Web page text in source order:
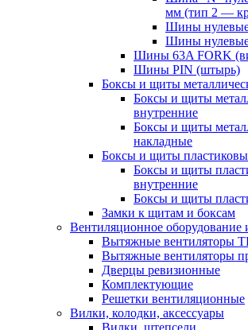
мм (тип 2 —
Шины нулевые
Шины нулевые
Шины 63A FORK
Шины PIN (штырь)
Боксы и щиты
Боксы и щиты
внутренние
Боксы и щиты
накладные
Боксы и щиты
Боксы и щиты
внутренние
Боксы и щиты
Замки к щитам и боксам
Вентиляционное
Вытяжные вентиляторы
Вытяжные вентиляторы
Дверцы ревизионные
Комплектующие
Решетки вентиляционные
Вилки, колодки, аксессуары